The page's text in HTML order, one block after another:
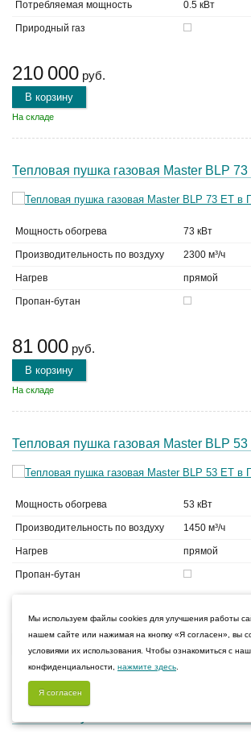
Потребляемая мощность 0.5 кВт
Природный газ
210 000 руб.
В корзину
На складе
Тепловая пушка газовая Master BLP 73
Мощность обогрева 73 кВт
Производительность по воздуху 2300 м³/ч
Нагрев прямой
Пропан-бутан
81 000 руб.
В корзину
На складе
Тепловая пушка газовая Master BLP 53
Мощность обогрева 53 кВт
Производительность по воздуху 1450 м³/ч
Нагрев прямой
Пропан-бутан
66 600руб.
На складе
Мы используем файлы cookies для улучшения работы
нашем сайте или нажимая на кнопку «Я согласен», вы
условиями их использования. Чтобы ознакомиться с
конфиденциальности, нажмите здесь
Я согласен